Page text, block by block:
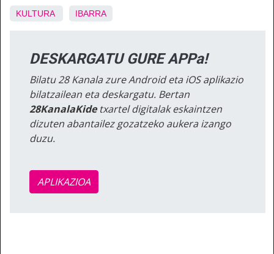
KULTURA IBARRA
DESKARGATU GURE APPa!
Bilatu 28 Kanala zure Android eta iOS aplikazio
bilatzailean eta deskargatu. Bertan
28KanalaKidetxartel digitalak eskaintzen
dizuten abantailez gozatzeko aukera izango
duzu.
APLIKAZIOA